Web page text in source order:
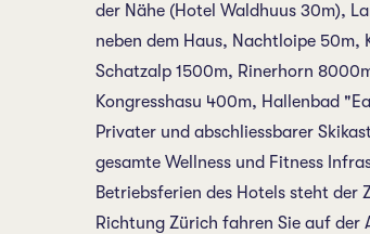
der Nähe (Hotel Waldhuus 30m),
neben dem Haus, Nachtloipe 50m,
Schatzalp 1500m, Rinerhorn
Kongresshasu 400m, Hallenbad
Privater und abschliessbarer
gesamte Wellness und Fitness
Betriebsferien des Hotels steht der
Richtung Zürich fahren Sie auf der